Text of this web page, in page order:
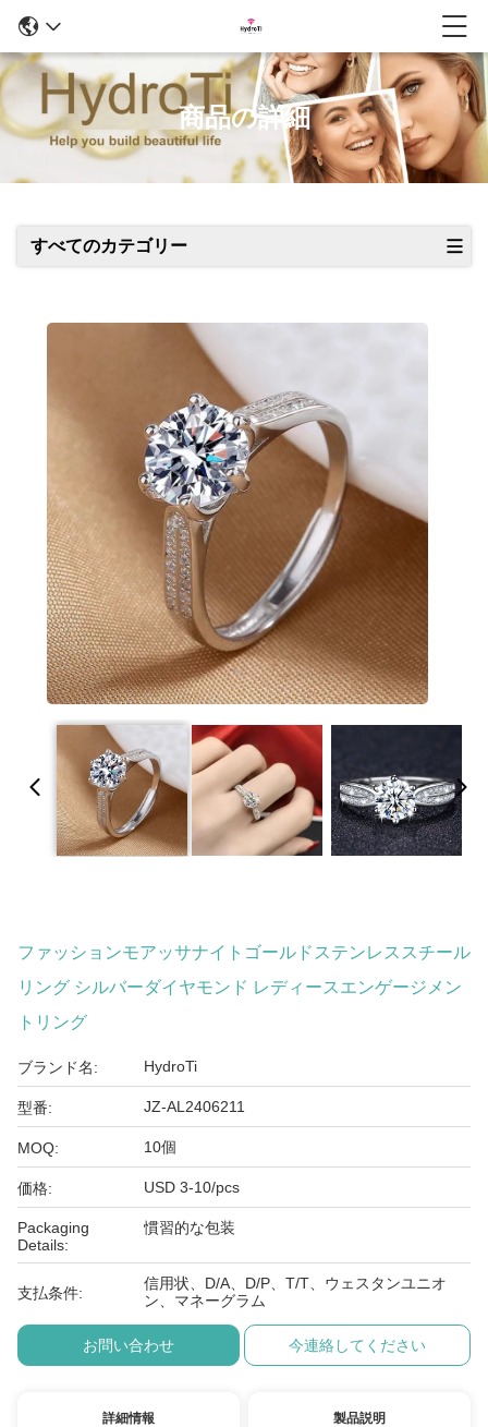
商品の詳細
すべてのカテゴリー
ファッションモアッサナイトゴールドステンレススチール
リング シルバーダイヤモンド レディースエンゲージメン
トリング
ブランド名: HydroTi
型番: JZ-AL2406211
MOQ: 10個
価格: USD 3-10/pcs
Packaging
Details:
慣習的な包装
支払条件:
信用状、D/A、D/P、T/T、ウェスタンユニオ
ン、マネーグラム
お問い合わせ 今連絡してください
詳細情報 製品説明